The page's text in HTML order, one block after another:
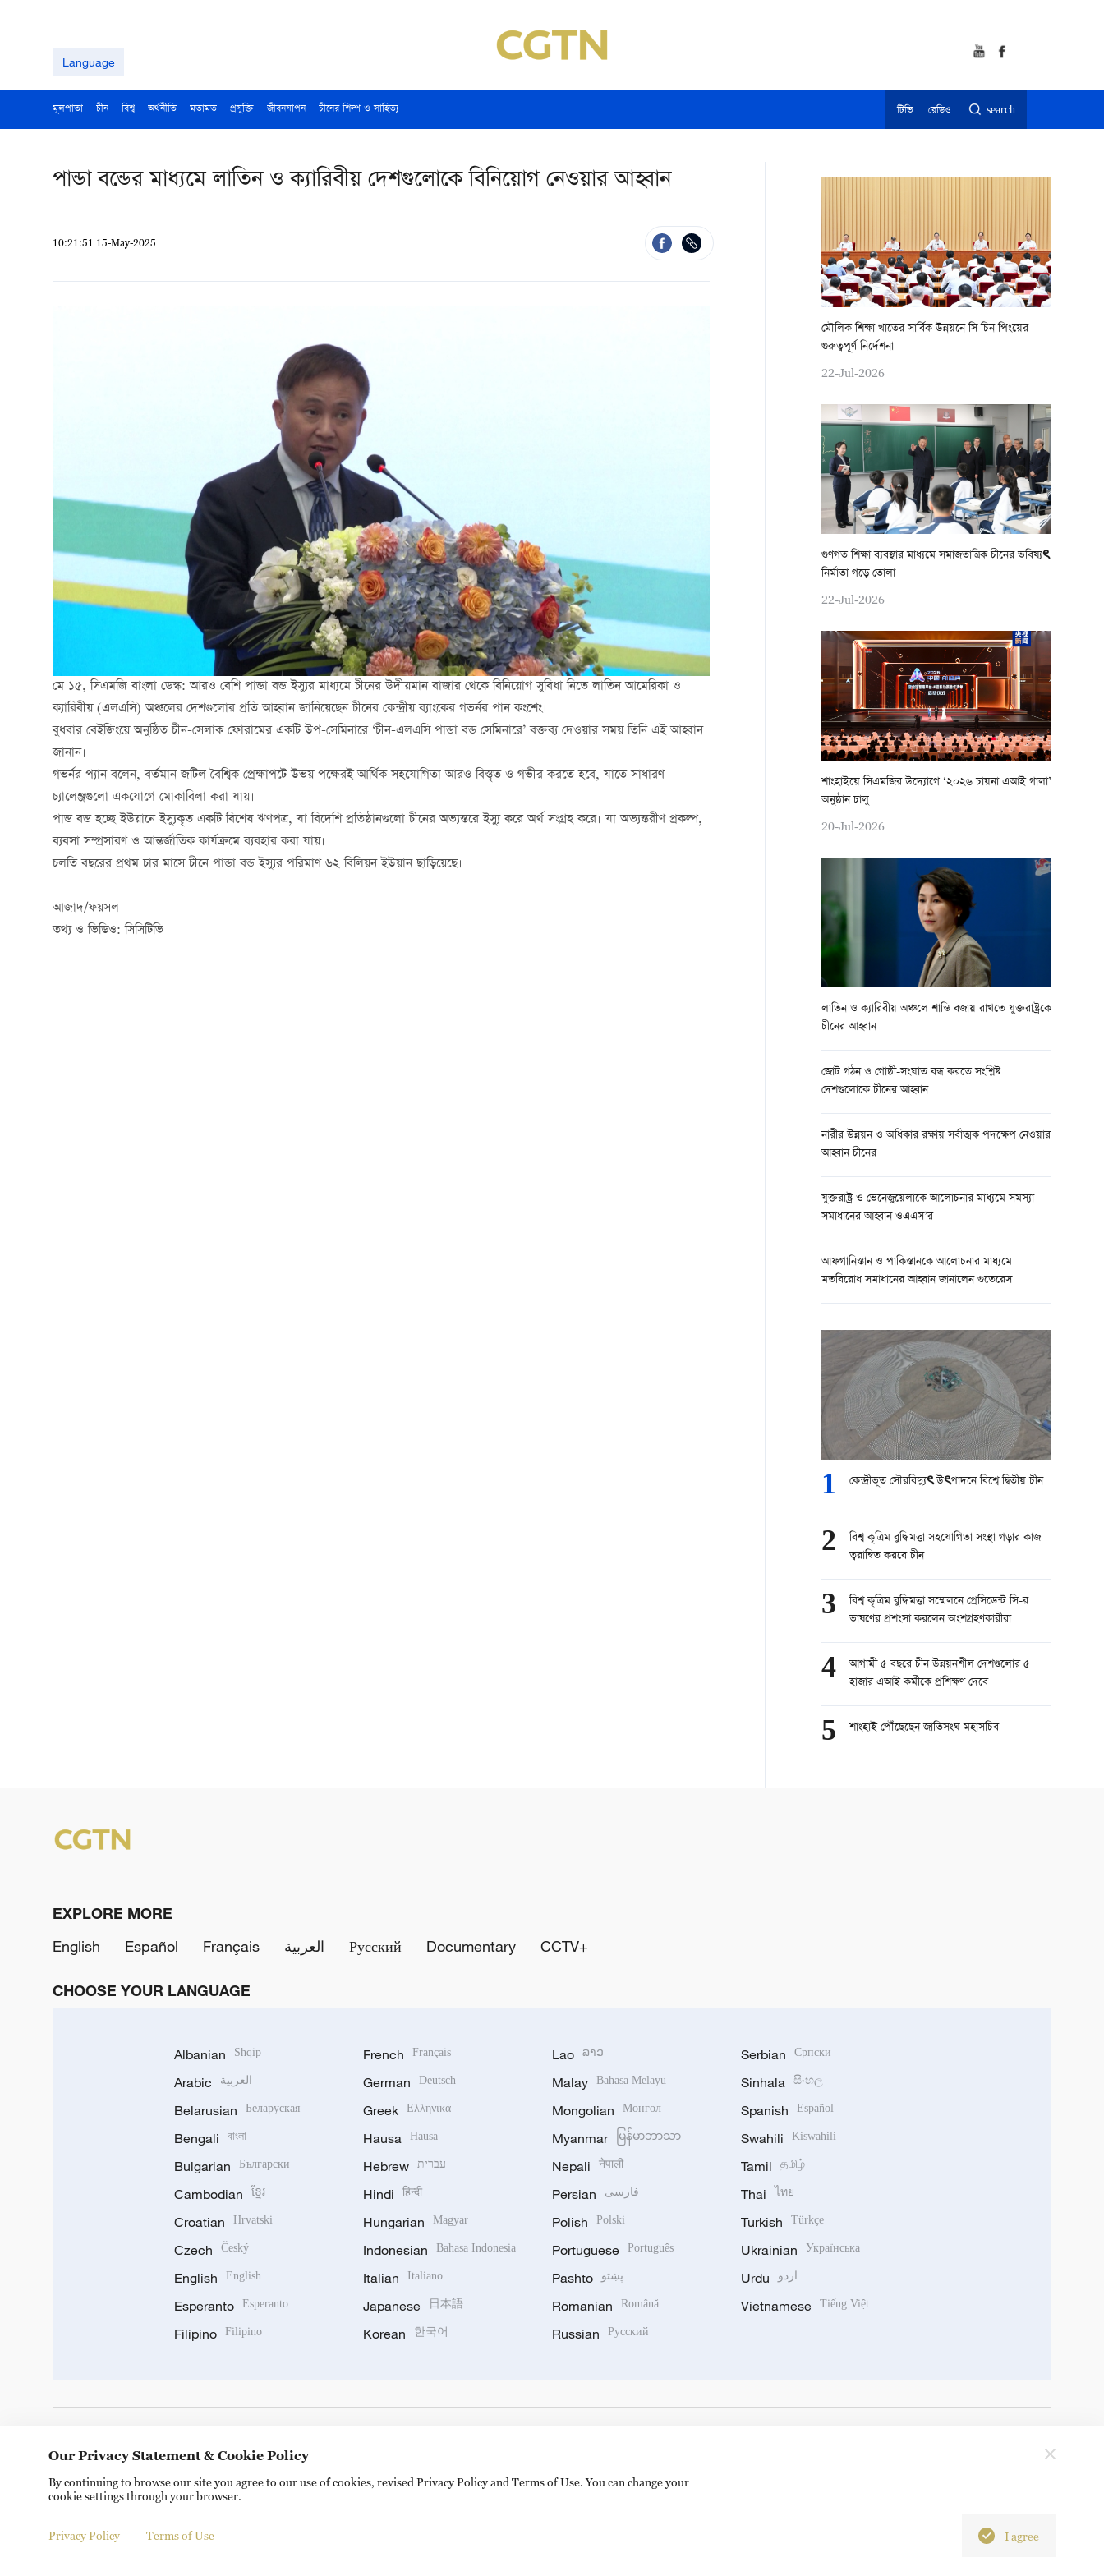
Language
মূলপাতা চীন বিশ্ব অর্থনীতি মতামত প্রযুক্তি জীবনযাপন চীনের শিল্প ও সাহিত্য টিভি রেডিও search
পান্ডা বন্ডের মাধ্যমে লাতিন ও ক্যারিবীয় দেশগুলোকে বিনিয়োগ নেওয়ার আহ্বান
10:21:51 15-May-2025
মে ১৫, সিএমজি বাংলা ডেস্ক: আরও বেশি পান্ডা বন্ড ইস্যুর মাধ্যমে চীনের উদীয়মান বাজার থেকে বিনিয়োগ সুবিধা নিতে লাতিন আমেরিকা ও
ক্যারিবীয় (এলএসি) অঞ্চলের দেশগুলোর প্রতি আহ্বান জানিয়েছেন চীনের কেন্দ্রীয় ব্যাংকের গভর্নর পান কংশেং।
বুধবার বেইজিংয়ে অনুষ্ঠিত চীন-সেলাক ফোরামের একটি উপ-সেমিনারে ‘চীন-এলএসি পান্ডা বন্ড সেমিনারে’ বক্তব্য দেওয়ার সময় তিনি এই আহ্বান
জানান।
গভর্নর প্যান বলেন, বর্তমান জটিল বৈশ্বিক প্রেক্ষাপটে উভয় পক্ষেরই আর্থিক সহযোগিতা আরও বিস্তৃত ও গভীর করতে হবে, যাতে সাধারণ
চ্যালেঞ্জগুলো একযোগে মোকাবিলা করা যায়।
পান্ড বন্ড হচ্ছে ইউয়ানে ইস্যুকৃত একটি বিশেষ ঋণপত্র, যা বিদেশি প্রতিষ্ঠানগুলো চীনের অভ্যন্তরে ইস্যু করে অর্থ সংগ্রহ করে। যা অভ্যন্তরীণ প্রকল্প,
ব্যবসা সম্প্রসারণ ও আন্তর্জাতিক কার্যক্রমে ব্যবহার করা যায়।
চলতি বছরের প্রথম চার মাসে চীনে পান্ডা বন্ড ইস্যুর পরিমাণ ৬২ বিলিয়ন ইউয়ান ছাড়িয়েছে।
আজাদ/ফয়সল
তথ্য ও ভিডিও: সিসিটিভি
মৌলিক শিক্ষা খাতের সার্বিক উন্নয়নে সি চিন পিংয়ের
গুরুত্বপূর্ণ নির্দেশনা
22-Jul-2026
গুণগত শিক্ষা ব্যবস্থার মাধ্যমে সমাজতান্ত্রিক চীনের ভবিষ্যৎ
নির্মাতা গড়ে তোলা
22-Jul-2026
শাংহাইয়ে সিএমজির উদ্যোগে ‘২০২৬ চায়না এআই গালা’
অনুষ্ঠান চালু
20-Jul-2026
লাতিন ও ক্যারিবীয় অঞ্চলে শান্তি বজায় রাখতে যুক্তরাষ্ট্রকে
চীনের আহ্বান
জোট গঠন ও গোষ্ঠী-সংঘাত বন্ধ করতে সংশ্লিষ্ট
দেশগুলোকে চীনের আহ্বান
নারীর উন্নয়ন ও অধিকার রক্ষায় সর্বাত্মক পদক্ষেপ নেওয়ার
আহ্বান চীনের
যুক্তরাষ্ট্র ও ভেনেজুয়েলাকে আলোচনার মাধ্যমে সমস্যা
সমাধানের আহ্বান ওএএস’র
আফগানিস্তান ও পাকিস্তানকে আলোচনার মাধ্যমে
মতবিরোধ সমাধানের আহ্বান জানালেন গুতেরেস
1 কেন্দ্রীভূত সৌরবিদ্যুৎ উৎপাদনে বিশ্বে দ্বিতীয় চীন
2
বিশ্ব কৃত্রিম বুদ্ধিমত্তা সহযোগিতা সংস্থা গড়ার কাজ
ত্বরান্বিত করবে চীন
3
বিশ্ব কৃত্রিম বুদ্ধিমত্তা সম্মেলনে প্রেসিডেন্ট সি-র
ভাষণের প্রশংসা করলেন অংশগ্রহণকারীরা
4
আগামী ৫ বছরে চীন উন্নয়নশীল দেশগুলোর ৫
হাজার এআই কর্মীকে প্রশিক্ষণ দেবে
5 শাংহাই পৌঁছেছেন জাতিসংঘ মহাসচিব
EXPLORE MORE
English
Español Français العربية Русский Documentary CCTV+
CHOOSE YOUR LANGUAGE
Albanian Shqip
Arabic العربية
Belarusian Беларуская
Bengali বাংলা
Bulgarian Български
Cambodian ខ្មែរ
Croatian Hrvatski
Czech Český
English English
Esperanto Esperanto
Filipino Filipino
French Français
German Deutsch
Greek Ελληνικά
Hausa Hausa
Hebrew עברית
Hindi हिन्दी
Hungarian Magyar
Indonesian Bahasa Indonesia
Italian Italiano
Japanese 日本語
Korean 한국어
Lao ລາວ
Malay Bahasa Melayu
Mongolian Монгол
Myanmar မြန်မာဘာသာ
Nepali नेपाली
Persian فارسی
Polish Polski
Portuguese Português
Pashto پښتو
Romanian Română
Russian Русский
Serbian Српски
Sinhala සිංහල
Spanish Español
Swahili Kiswahili
Tamil தமிழ்
Thai ไทย
Turkish Türkçe
Ukrainian Українська
Urdu اردو
Vietnamese Tiếng Việt
Copyright © 2024 CGTN. 京ICP备20000184号
Our Privacy Statement & Cookie Policy
By continuing to browse our site you agree to our use of cookies, revised Privacy Policy and Terms of Use. You can change your
cookie settings through your browser.
Privacy Policy Terms of Use I agree